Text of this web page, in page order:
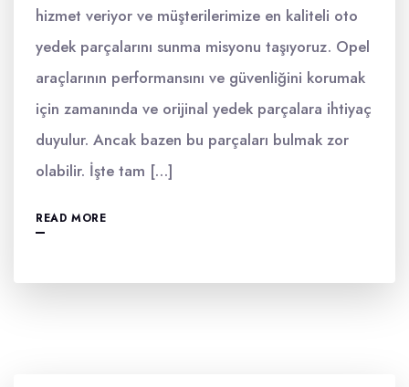
hizmet veriyor ve müşterilerimize en kaliteli oto
yedek parçalarını sunma misyonu taşıyoruz. Opel
araçlarının performansını ve güvenliğini korumak
için zamanında ve orijinal yedek parçalara ihtiyaç
duyulur. Ancak bazen bu parçaları bulmak zor
olabilir. İşte tam […]
READ MORE